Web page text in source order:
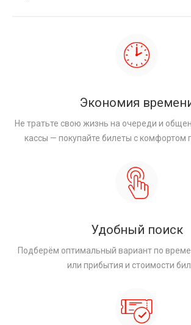
Экономия
Не тратьте свою жизнь на очереди и
кассы — покупайте билеты с комфортом
Удобный поиск
Подберём оптимальный вариант по
или прибытия и стоимости